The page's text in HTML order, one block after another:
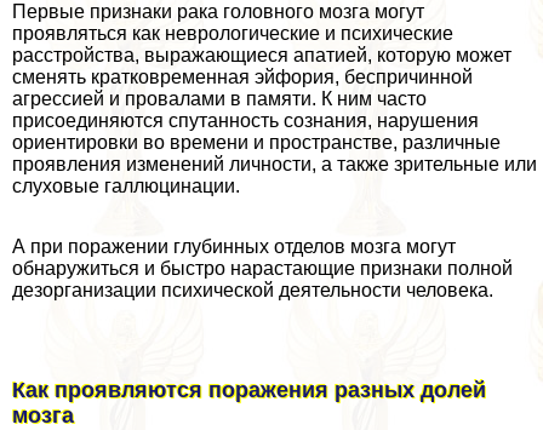
Первые признаки paка головного мозга могут
проявляться как неврологические и психические
расстройства, выражающиеся апатией, которую может
сменять кратковременная эйфория, беспричинной
агрессией и провалами в памяти. К ним часто
присоединяются спyтaнность сознания, нарушения
ориентировки во времени и прострaнcтве, различные
проявления изменений личности, а также зрительные или
слуховые галлюцинации.
А при поражении глубинных отделов мозга могут
обнаружиться и быстро нарастающие признаки полной
дезорганизации психической деятельности человека.
Как проявляются поражения разных долей
мозга